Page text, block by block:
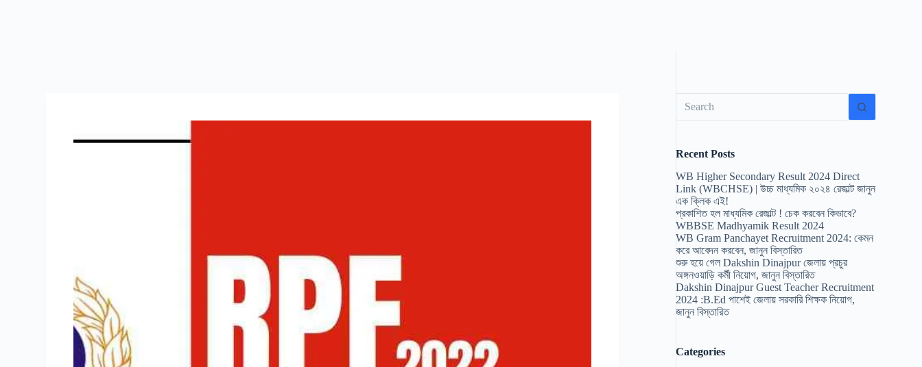
results
Recent Posts
WB Higher Secondary Result 2024 Direct
Link (WBCHSE) | উচ্চ মাধ্যমিক ২০২৪ রেজাল্ট জানুন
এক ক্লিক এই!
প্রকাশিত হল মাধ্যমিক রেজাল্ট ! চেক করবেন কিভাবে?
WBBSE Madhyamik Result 2024
WB Gram Panchayet Recruitment 2024: কেমন
করে আবেদন করবেন, জানুন বিস্তারিত
শুরু হয়ে গেল Dakshin Dinajpur জেলায় প্রচুর
অঙ্গনওয়াড়ি কর্মী নিয়োগ, জানুন বিস্তারিত
Dakshin Dinajpur Guest Teacher Recruitment
2024 :B.Ed পাশেই জেলায় সরকারি শিক্ষক নিয়োগ,
জানুন বিস্তারিত
Categories